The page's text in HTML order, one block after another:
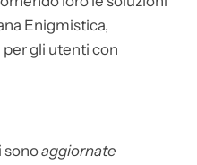
Enigmistica,
gli utenti con
sonoaggiornate